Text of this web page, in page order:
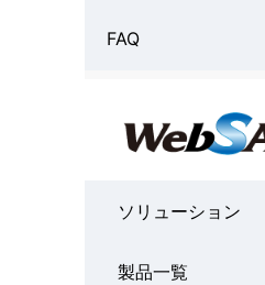
FAQ
ソリューション
製品一覧